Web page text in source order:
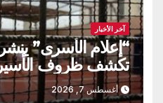
آخر الأخبار
“إعلام الأسرى”
تكشف ظروف
أغسطس 7, 2026